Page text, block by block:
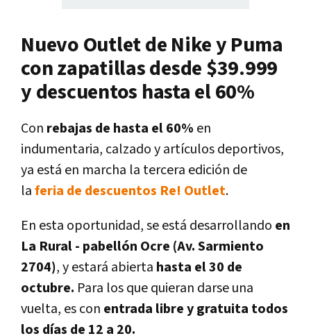
Nuevo Outlet de Nike y Puma
con zapatillas desde $39.999
y descuentos hasta el 60%
Con rebajas de hasta el 60% en
indumentaria, calzado y artículos deportivos,
ya está en marcha la tercera edición de
laferia de descuentos Re! Outlet.
En esta oportunidad, se está desarrollando en
La Rural - pabellón Ocre (Av. Sarmiento
2704), y estará abierta hasta el 30 de
octubre. Para los que quieran darse una
vuelta, es con entrada libre y gratuita todos
los días de 12 a 20.